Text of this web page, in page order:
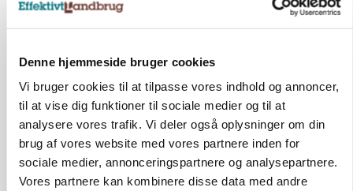
Denne hjemmeside bruger cookies
Vi bruger cookies til at tilpasse vores indhold og annoncer,
til at vise dig funktioner til sociale medier og til at
analysere vores trafik. Vi deler også oplysninger om din
brug af vores website med vores partnere inden for
sociale medier, annonceringspartnere og analysepartnere.
Vores partnere kan kombinere disse data med andre
POLITIK
»Nu stopper I«: Landbrugsdebattør og
protestgruppe vil demonstrere mod ny
gødskningslov